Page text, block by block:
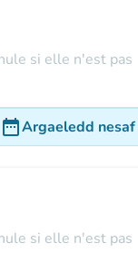
si elle n'est pas
date_rangeArgaeledd nesaf
si elle n'est pas